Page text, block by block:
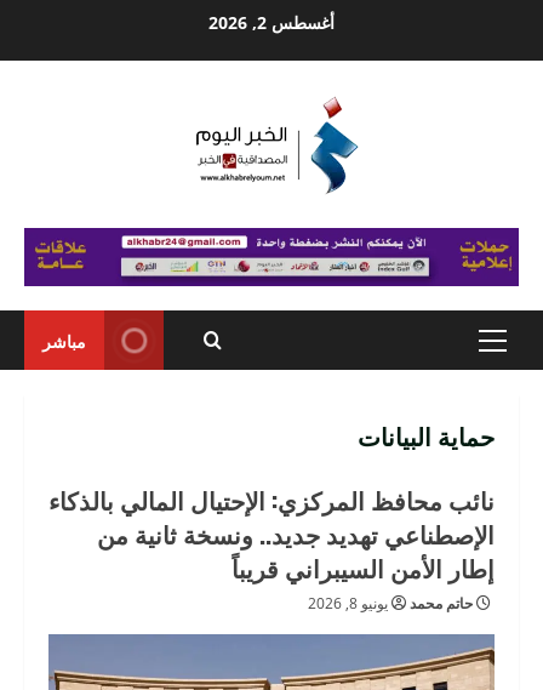
أغسطس 2, 2026
Primary
مباشر
حماية البيانات
نائب محافظ المركزي: الإحتيال المالي بالذكاء
الإصطناعي تهديد جديد.. ونسخة ثانية من
إطار الأمن السيبراني قريباً
حاتم محمد يونيو 8, 2026